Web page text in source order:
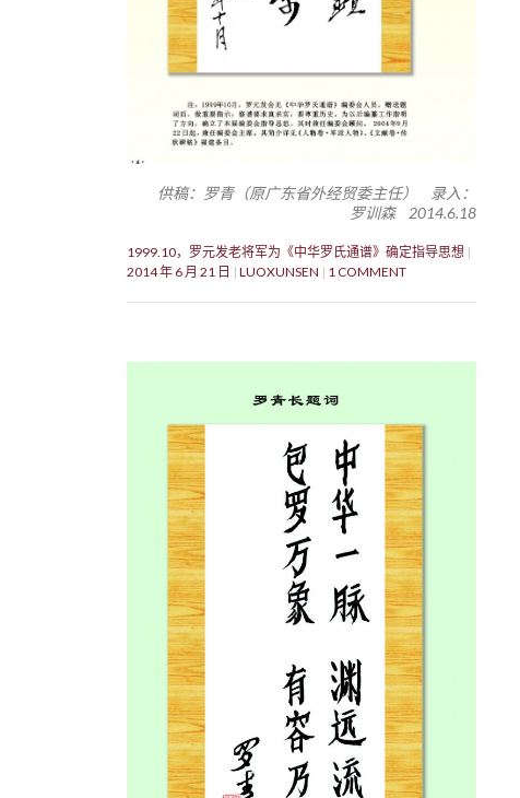
供稿：罗青（原广东省外经贸委主任） 录入：
罗训森 2014.6.18
1999.10，罗元发老将军为《中华罗氏通谱》确定指导思想
2014 年 6 月 21 日
LUOXUNSEN 1 COMMENT